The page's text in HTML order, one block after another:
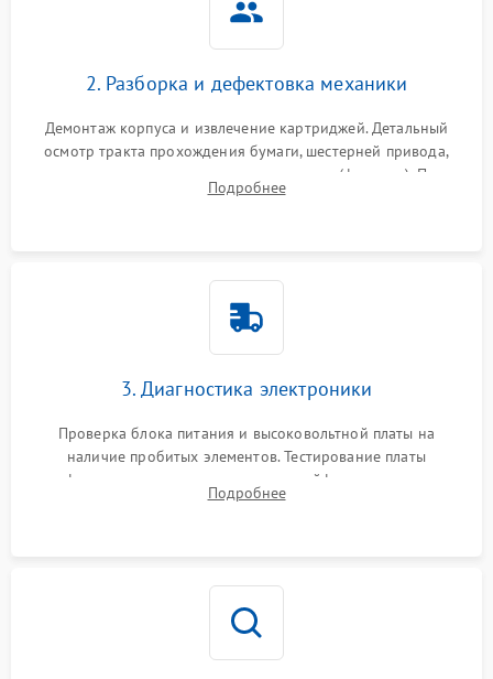
2. Разборка и дефектовка механики
Демонтаж корпуса и извлечение картриджей. Детальный
осмотр тракта прохождения бумаги, шестерней привода,
роликов захвата и узла термозакрепления (фьюзера). Поиск
физического износа и повреждений деталей.
Подробнее
3. Диагностика электроники
Проверка блока питания и высоковольтной платы на
наличие пробитых элементов. Тестирование платы
форматирования, целостности шлейфов, контактов
картриджа и оптопар (датчиков прохождения и наличия
Подробнее